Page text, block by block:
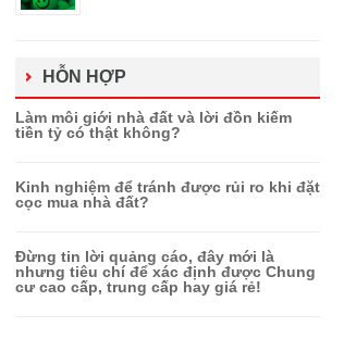
HỖN HỢP
Làm môi giới nhà đất và lời đồn kiếm
tiền tỷ có thật không?
Kinh nghiệm để tránh được rủi ro khi đặt
cọc mua nhà đất?
Đừng tin lời quảng cáo, đây mới là
nhưng tiêu chí để xác định được Chung
cư cao cấp, trung cấp hay giá rẻ!